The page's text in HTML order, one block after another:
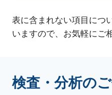
表に含まれない項目につ
いますので、お気軽にご
検査・分析の